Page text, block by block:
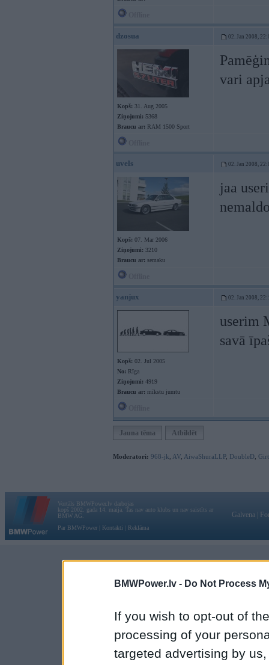
BMWPower.lv - Do Not Process
If you wish to opt-out of
processing of your
targeted advertising by
dzosua 02. Jan 2008,
Kopš: 31. Aug 2005
Ziņojumi: 5368
Braucu ar: RAM 1500 Sport
vari
uvels 02. Jan 2008,
Kopš: 07. Mar 2006
Ziņojumi: 3210
Braucu ar: semaku
jaa
yanjux 02. Jan 2008,
Kopš: 02. Jul 2005
No: Rīga
Ziņojumi: 4919
Braucu ar: mīkstu jumtu
userim
savā
Jauna tēma Atbildēt
Moderatori: 968-jk AV AiwaShuraLLP, DoubleD
Vortāls BMWPower.lv darbojas
kopš 2002. gada 14. maija. Tas nav auto klubs un nav saistīts ar
BMW AG.
Par BMWPower
Kontakti Reklāma
Galvena